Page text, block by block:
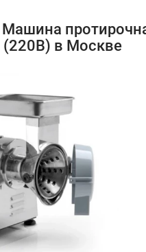
Машина
(220B) в Москве